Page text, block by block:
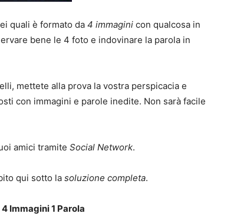
quali è formato da 4 immagini con qualcosa in
bene le 4 foto e indovinare la parola in
mettete alla prova la vostra perspicacia e
con immagini e parole inedite. Non sarà facile
amici tramite Social Network.
qui sotto la soluzione completa.
Immagini 1 Parola